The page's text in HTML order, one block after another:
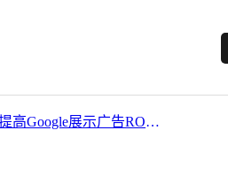
示广告ROI？看这一篇就够了！